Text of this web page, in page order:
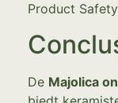
Product
De Majolica